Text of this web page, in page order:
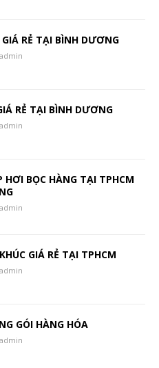
RẺ TẠI BÌNH DƯƠNG
admin
RẺ TẠI BÌNH DƯƠNG
admin
HƠI BỌC HÀNG TẠI TPHCM
admin
GIÁ RẺ TẠI TPHCM
admin
GÓI HÀNG HÓA
admin